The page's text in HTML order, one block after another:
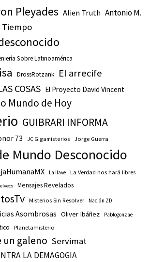
Pleyades Alien Truth Antonio M.
Tiempo
Sobre Latinoamérica
DrossRotzank El arrecife
COSAS El Proyecto David Vincent
Mundo de Hoy
GUIBRARI INFORMA
73 JC Gigamisterios Jorge Guerra
Mundo Desconocido
La llave La Verdad nos hará libres
Mensajes Revelados
Misterios Sin Resolver Nación ZDI
Asombrosas Oliver Ibáñez Pablogonzae
Planetamisterio
un galeno Servimat
LA DEMAGOGIA